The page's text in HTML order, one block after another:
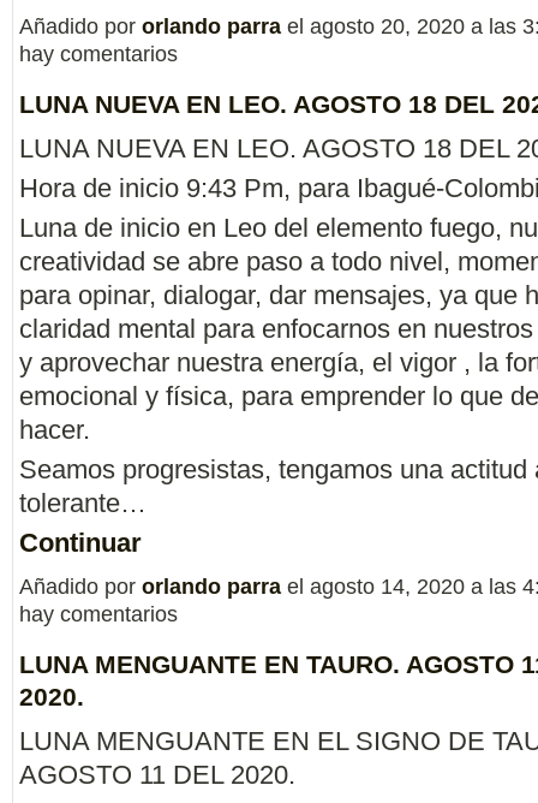
Añadido por orlando parra el agosto 20, 2020 a las
hay comentarios
LUNA NUEVA EN LEO. AGOSTO 18 DEL
LUNA NUEVA EN LEO. AGOSTO 18 DEL
Hora de inicio 9:43 Pm, para Ibagué-
Luna de inicio en Leo del elemento fuego,
creatividad se abre paso a todo nivel,
para opinar, dialogar, dar mensajes, ya que
claridad mental para enfocarnos en
y aprovechar nuestra energía, el vigor , la
emocional y física, para emprender lo que
hacer.
Seamos progresistas, tengamos una actitud
tolerante…
Continuar
Añadido por orlando parra el agosto 14, 2020 a las
hay comentarios
LUNA MENGUANTE EN TAURO. AGOSTO
2020.
LUNA MENGUANTE EN EL SIGNO DE
AGOSTO 11 DEL 2020.